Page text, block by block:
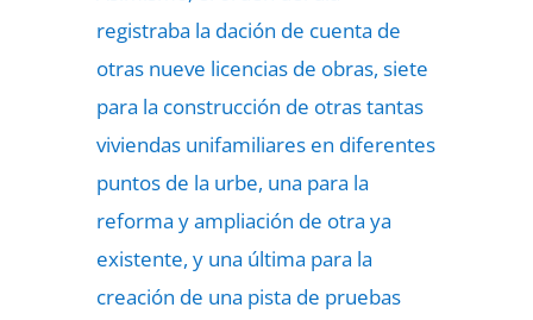
registraba la dación de cuenta de
otras nueve licencias de obras, siete
para la construcción de otras tantas
viviendas unifamiliares en diferentes
puntos de la urbe, una para la
reforma y ampliación de otra ya
existente, y una última para la
creación de una pista de pruebas